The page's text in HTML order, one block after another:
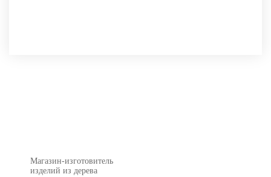
Магазин-изготовитель
изделий из дерева